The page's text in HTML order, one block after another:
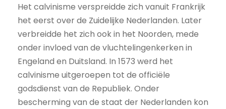
Het calvinisme verspreidde zich vanuit Frankrijk
het eerst over de Zuidelijke Nederlanden. Later
verbreidde het zich ook in het Noorden, mede
onder invloed van de vluchtelingenkerken in
Engeland en Duitsland. In 1573 werd het
calvinisme uitgeroepen tot de officiële
godsdienst van de Republiek. Onder
bescherming van de staat der Nederlanden kon